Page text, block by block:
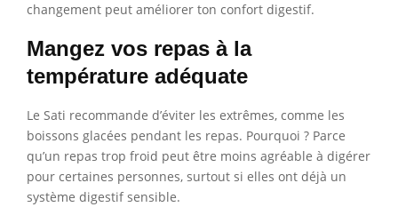
changement peut améliorer ton confort digestif.
Mangez vos repas à la
température adéquate
Le Sati recommande d’éviter les extrêmes, comme les
boissons glacées pendant les repas. Pourquoi ? Parce
qu’un repas trop froid peut être moins agréable à digérer
pour certaines personnes, surtout si elles ont déjà un
système digestif sensible.